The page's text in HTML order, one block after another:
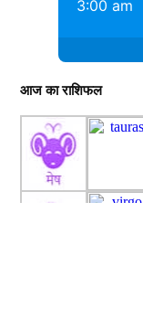
3:00 am
आज का राशिफल